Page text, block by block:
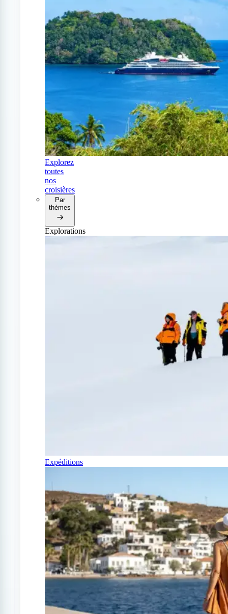
Explorez
toutes
nos
croisières
Par
thèmes
Explorations
Expéditions